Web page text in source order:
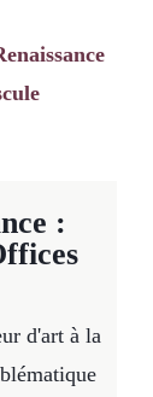
:
d'art à la